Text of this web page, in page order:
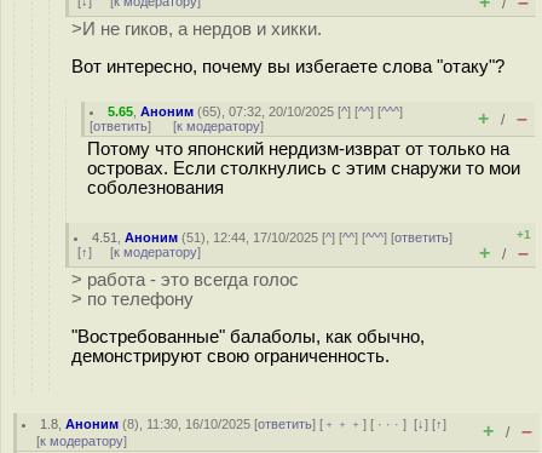
/
>И не гиков, а нердов и хикки.
Вот интересно, почему вы избегаете слова "отаку"?
5.65 ,Аноним (65), 07:32, 20/10/2025 [^] [^^] [^^^]
[ответить] [к модератору] + / –
Потому что японский нердизм-изврат от только на
островах. Если столкнулись с этим снаружи то мои
соболезнования
4.51 ,Аноним (51), 12:44, 17/10/2025 [^] [^^] [^^^] [ответить]
[↑] [к модератору]
+1
+ / –
> работа - это всегда голос
> по телефону
"Востребованные" балаболы, как обычно,
демонстрируют свою ограниченность.
1.8 ,Аноним (8), 11:30, 16/10/2025 [ответить] [ ﹢﹢﹢] [ · · ·][↓] [↑]
[к модератору] + / –